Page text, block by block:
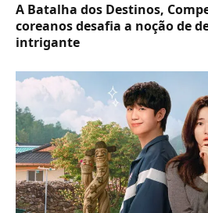
A Batalha dos Destinos,
coreanos desafia a noção de
intrigante